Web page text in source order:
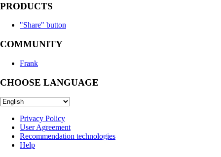
PRODUCTS
"Share" button
COMMUNITY
Frank
CHOOSE LANGUAGE
Privacy Policy
User Agreement
Recommendation technologies
Help